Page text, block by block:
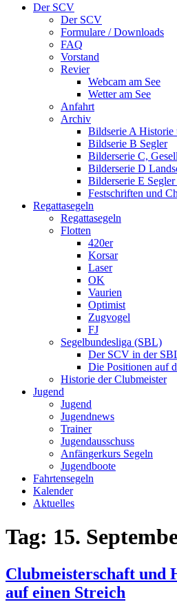
Der SCV
Der SCV
Formulare / Downloads
FAQ
Vorstand
Revier
Webcam am See
Wetter am See
Anfahrt
Archiv
Bildserie A Historie
Bildserie B Segler
Bilderserie C,
Bilderserie D
Bilderserie E
Festschriften und
Regattasegeln
Regattasegeln
Flotten
420er
Korsar
Laser
OK
Vaurien
Optimist
Zugvogel
FJ
Segelbundesliga (SBL)
Der SCV in der
Die Positionen auf
Historie der Clubmeister
Jugend
Jugend
Jugendnews
Trainer
Jugendausschuss
Anfängerkurs Segeln
Jugendboote
Fahrtensegeln
Kalender
Aktuelles
Tag: 15.
Clubmeisterschaft und
auf einen Streich